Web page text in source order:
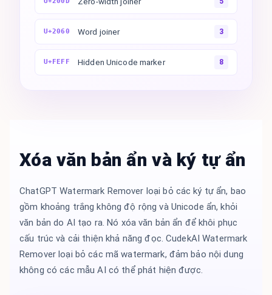
U+2060 Word joiner 3
U+FEFF Hidden Unicode marker 8
Xóa văn bản ẩn và ký tự ẩn
ChatGPT Watermark Remover loại bỏ các ký tự ẩn, bao
gồm khoảng trắng không độ rộng và Unicode ẩn, khỏi
văn bản do AI tạo ra. Nó xóa văn bản ẩn để khôi phục
cấu trúc và cải thiện khả năng đọc. CudekAI Watermark
Remover loại bỏ các mã watermark, đảm bảo nội dung
không có các mẫu AI có thể phát hiện được.